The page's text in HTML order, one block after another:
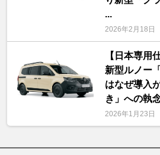
...
2026年2月18日
【日本専用
新型ルノー
はなぜ導入
き」への執
2026年1月23日